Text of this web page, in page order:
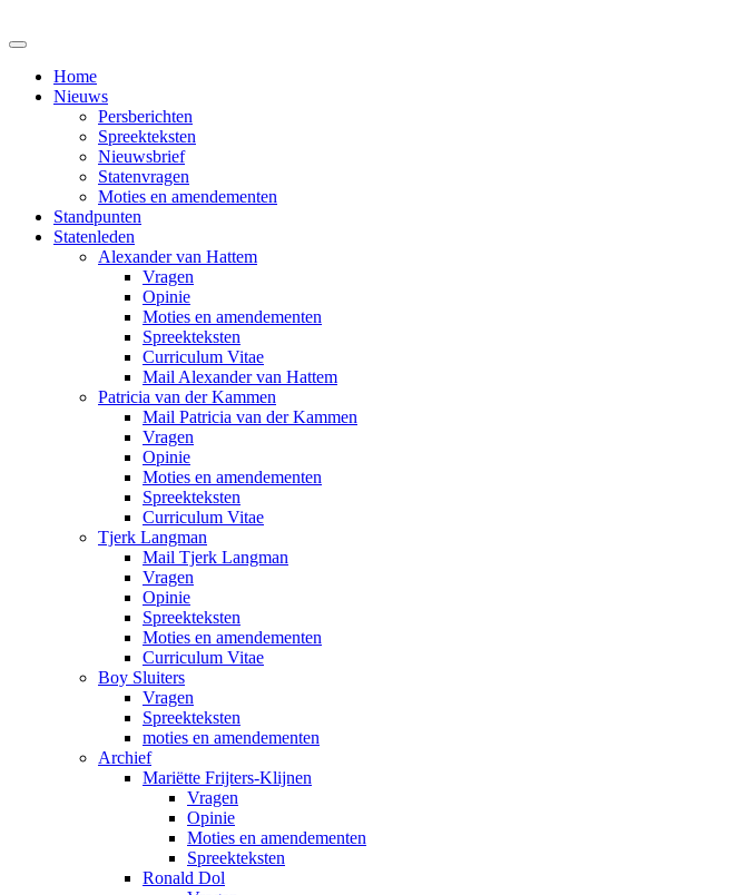
Home
Nieuws
Persberichten
Spreekteksten
Nieuwsbrief
Statenvragen
Moties en amendementen
Standpunten
Statenleden
Alexander van Hattem
Vragen
Opinie
Moties en amendementen
Spreekteksten
Curriculum Vitae
Mail Alexander van Hattem
Patricia van der Kammen
Mail Patricia van der Kammen
Vragen
Opinie
Moties en amendementen
Spreekteksten
Curriculum Vitae
Tjerk Langman
Mail Tjerk Langman
Vragen
Opinie
Spreekteksten
Moties en amendementen
Curriculum Vitae
Boy Sluiters
Vragen
Spreekteksten
moties en amendementen
Archief
Mariëtte Frijters-Klijnen
Vragen
Opinie
Moties en amendementen
Spreekteksten
Ronald Dol